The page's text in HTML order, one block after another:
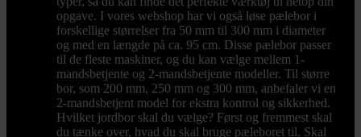
opgave. I vores webshop har vi også løse pælebor i
forskellige størrelser fra 50 mm til 300 mm i diameter
og med en længde på ca. 95 cm. Disse pælebor passer
til de fleste maskiner, og du kan vælge mellem 1-
mandsbetjente og 2-mandsbetjente modeller. Til større
bor, som 200 mm, 250 mm og 300 mm, anbefaler vi en
2-mandsbetjent model for ekstra kontrol og sikkerhed.
Hvilket jordbor skal du vælge? Først og fremmest skal
du tænke over, hvad du skal bruge pæleboret til. Skal